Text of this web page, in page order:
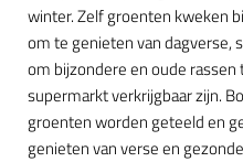
winter. Zelf groenten kweken
om te genieten van dagverse,
om bijzondere en oude
supermarkt verkrijgbaar zijn.
groenten worden geteeld en
genieten van verse en